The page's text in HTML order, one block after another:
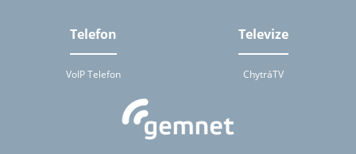
stavu. Subjekt údajů je oprávněn kdykoliv výše uvedený souhlas se
Telefon
VoIP Telefon
Televize
ChytráTV